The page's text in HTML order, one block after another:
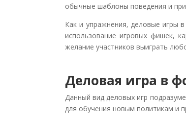
обычные шаблоны поведения и
Как и упражнения, деловые игры
использование игровых фишек,
желание участников выиграть
Деловая игра в
Данный вид деловых игр
для обучения новым политикам и